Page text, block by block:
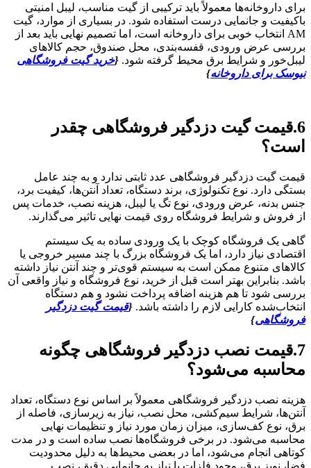
برای داروخانه‌ها معمولاً باید ترکیبی از گیت مناسب، لیبل امنیتی
باکیفیت و جانمایی درست استفاده شود. در بسیاری از موارد، گیت
AM انتخاب خوبی برای داروخانه است، اما تصمیم نهایی باید بعد از
بررسی عرض ورودی، قفسه‌بندی، محل صندوق، حجم کالاهای
لیبل‌خور و شرایط برق محیط گرفته شود. {خرید گیت فروشگاهی
نیوسک برای داروخانه}
6.قیمت گیت دزدگیر فروشگاهی چقدر
است؟
قیمت گیت دزدگیر فروشگاهی عدد ثابتی ندارد و به چند عامل
بستگی دارد. نوع تکنولوژی، برند دستگاه، تعداد آنتن‌ها، کیفیت برد،
جنس بدنه، عرض ورودی، نوع تگ یا لیبل، هزینه نصب، خدمات پس
از فروش و شرایط فروشگاه روی قیمت نهایی تاثیر می‌گذارند.
گاهی یک فروشگاه کوچک با یک ورودی ساده به یک سیستم
اقتصادی نیاز دارد، اما یک فروشگاه بزرگ با چند مسیر خروجی یا
کالاهای متنوع ممکن است به سیستم قوی‌تر و چند آنتن نیاز داشته
باشد. بنابراین بهتر است قبل از خرید، نوع فروشگاه و نیاز واقعی آن
بررسی شود تا هم هزینه اضافه پرداخت نشود و هم دستگاه
انتخاب‌شده کارایی لازم را داشته باشد. {قیمت گیت دزدگیر
فروشگاهی}
7.قیمت نصب دزدگیر فروشگاهی چگونه
محاسبه می‌شود؟
هزینه نصب دزدگیر فروشگاهی معمولاً بر اساس نوع دستگاه، تعداد
آنتن‌ها، شرایط سیم‌کشی، محل نصب، نیاز به زیرسازی، فاصله از
برق، نوع کف‌سازی، میزان زمان مورد نیاز و تنظیمات نهایی
محاسبه می‌شود. در برخی فروشگاه‌ها نصب ساده است و در مدت
کوتاهی انجام می‌شود، اما در بعضی محیط‌ها به دلیل محدودیت
فضا، نویز برق، وجود فلزات یا نیاز به جانمایی دقیق، نصب